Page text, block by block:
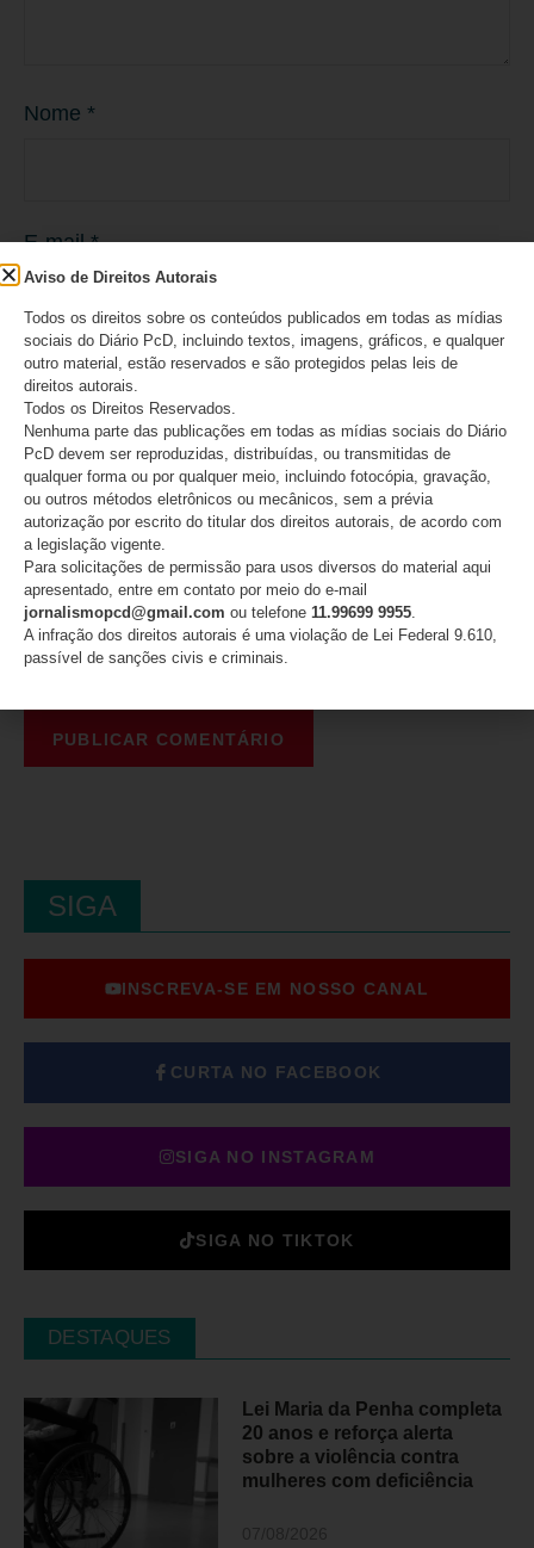
Nome *
E-mail*
Site
Salvar meus dados neste navegador para a
próxima vez que eu comentar.
SIGA
INSCREVA-SE EM NOSSO CANAL
CURTA NO FACEBOOK
SIGA NO INSTAGRAM
SIGA NO TIKTOK
DESTAQUES
Lei Maria da Penha completa
20 anos e reforça alerta
sobre a violência contra
mulheres com deficiência
Aviso de Direitos Autorais
Todos os direitos sobre os conteúdos publicados em todas as mídias
sociais do Diário PcD, incluindo textos, imagens, gráficos, e qualquer
outro material, estão reservados e são protegidos pelas leis de
direitos autorais.
Todos os Direitos Reservados.
Nenhuma parte das publicações em todas as mídias sociais do Diário
PcD devem ser reproduzidas, distribuídas, ou transmitidas de
qualquer forma ou por qualquer meio, incluindo fotocópia, gravação,
ou outros métodos eletrônicos ou mecânicos, sem a prévia
autorização por escrito do titular dos direitos autorais, de acordo com
a legislação vigente.
Para solicitações de permissão para usos diversos do material aqui
apresentado, entre em contato por meio do e-mail
jornalismopcd@gmail.com ou telefone 11.99699 9955
A infração dos direitos autorais é uma violação de Lei Federal 9.610,
passível de sanções civis e criminais.